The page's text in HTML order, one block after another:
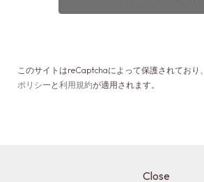
このサイトはreCaptchaによって保護されており、
ポリシー と 利用規約が適用されます。
Close